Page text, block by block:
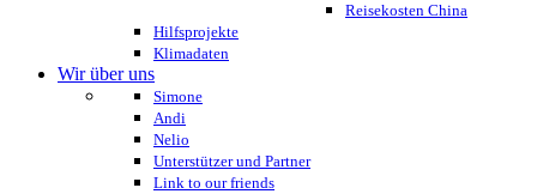
Reisekosten China
Hilfsprojekte
Klimadaten
Wir über uns
Simone
Andi
Nelio
Unterstützer und Partner
Link to our friends